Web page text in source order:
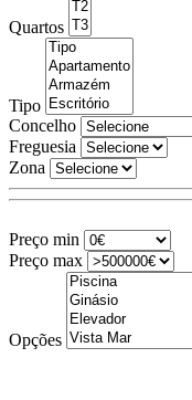
Quartos
Tipo
Concelho
Freguesia
Zona
Preço min
Preço max
Opções